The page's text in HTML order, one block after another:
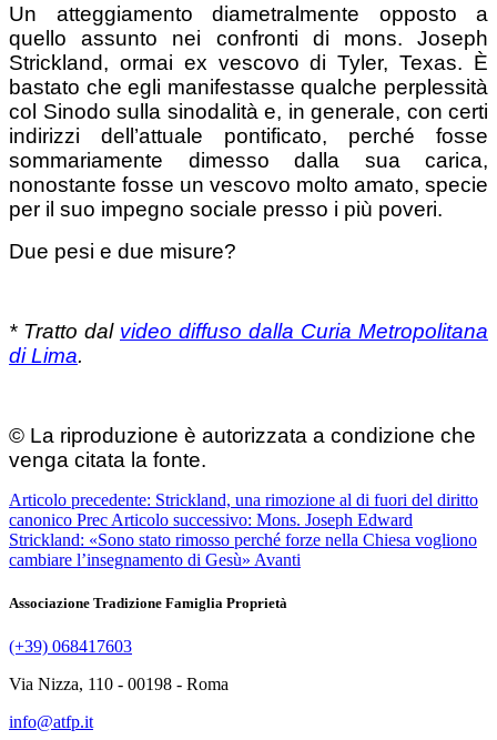
Un atteggiamento diametralmente opposto a
quello assunto nei confronti di mons. Joseph
Strickland, ormai ex vescovo di Tyler, Texas. È
bastato che egli manifestasse qualche perplessità
col Sinodo sulla sinodalità e, in generale, con certi
indirizzi dell’attuale pontificato, perché fosse
sommariamente dimesso dalla sua carica,
nonostante fosse un vescovo molto amato, specie
per il suo impegno sociale presso i più poveri.
Due pesi e due misure?
* Tratto dal video diffuso dalla Curia Metropolitana
di Lima.
© La riproduzione è autorizzata a condizione che
venga citata la fonte.
Articolo precedente: Strickland, una rimozione al di fuori del diritto
canonico Prec Articolo successivo: Mons. Joseph Edward
Strickland: «Sono stato rimosso perché forze nella Chiesa vogliono
cambiare l’insegnamento di Gesù» Avanti
Associazione Tradizione Famiglia Proprietà
(+39) 068417603
Via Nizza, 110 - 00198 - Roma
info@atfp.it